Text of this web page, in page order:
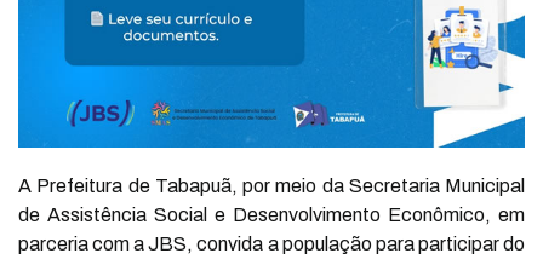
A Prefeitura de Tabapuã, por meio da Secretaria Municipal
de Assistência Social e Desenvolvimento Econômico, em
parceria com a JBS, convida a população para participar do